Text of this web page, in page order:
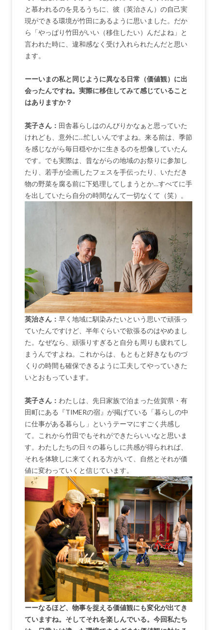
と慕われるのを見るうちに、彼（英治さん）の自己実
現ができる環境が竹田にあるように思いました。だか
ら「やっぱり竹田がいい（移住したい）んだよね」と
言われた時に、違和感なく受け入れられたんだと思い
ます。
ーーいまの私と同じように異なる日常（価値観）に出
会ったんですね。実際に移住してみて感じていること
はありますか？
英子さん： 田舎暮らしはのんびりかなぁと思っていた
けれども、意外に…忙しいんですよね。来る前は、季節
を感じながら毎日穏やかに生きるのを想像していたん
です。でも実際は、昔ながらの地域のお祭りに参加し
たり、若手が企画したフェスを手伝ったり、いただき
物の野菜を腐る前に下処理してしまうとか…すべてに手
を出していたら自分の時間なんて一切なくて（笑）。
英治さん： 早く地域に馴染みたいという思いで頑張っ
ていたんですけど、半年ぐらいで欲張るのはやめまし
た。なぜなら、頑張りすぎると自分も周りも疲れてし
まうんですよね。これからは、もともと好きなものづ
くりの時間も確保できるように工夫してやっていきた
いとおもっています。
英子さん： わたしは、先日家族で泊まった佐賀県・有
田町にある『TIMERの宿』が掲げている「暮らしの中
に仕事がある暮らし」というテーマにすごく共感し
て。これから竹田でもそれができたらいいなと思いま
す。わたしたちの日々の暮らしに共感が得られれば、
それを体験しに来てくれる方がいて、自然とそれが価
値に変わっていくと信じています。
ーーなるほど、物事を捉える価値観にも変化が出てき
ていますね。そしてそれを楽しんでいる。今回私たち